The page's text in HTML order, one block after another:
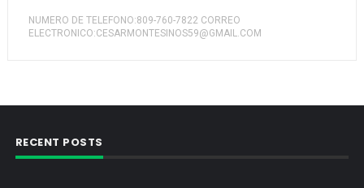
NUMERO DE TELEFONO:809-760-7822 CORREO
ELECTRONICO:CESARMONTESINOS59@GMAIL.COM
RECENT POSTS